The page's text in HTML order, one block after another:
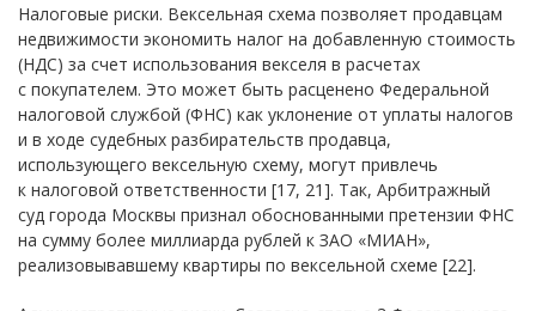
Налоговые риски. Вексельная схема позволяет продавцам
недвижимости экономить налог на добавленную стоимость
(НДС) за счет использования векселя в расчетах
с покупателем. Это может быть расценено Федеральной
налоговой службой (ФНС) как уклонение от уплаты налогов
и в ходе судебных разбирательств продавца,
использующего вексельную схему, могут привлечь
к налоговой ответственности [17, 21]. Так, Арбитражный
суд города Москвы признал обоснованными претензии ФНС
на сумму более миллиарда рублей к ЗАО «МИАН»,
реализовывавшему квартиры по вексельной схеме [22].